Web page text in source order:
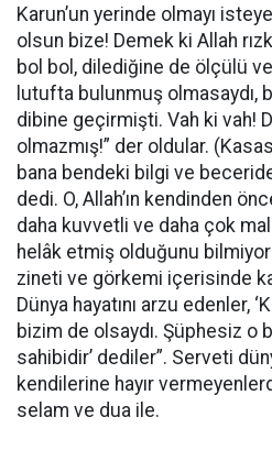
Karun’un yerinde olmayı
olsun bize! Demek ki Allah
bol bol, dilediğine de ölçülü
lutufta bulunmuş olmasaydı,
dibine geçirmişti. Vah ki vah!
olmazmış!” der oldular.
bana bendeki bilgi ve
dedi. O, Allah’ın kendinden
daha kuvvetli ve daha çok
helâk etmiş olduğunu
zineti ve görkemi içerisinde
Dünya hayatını arzu edenler,
bizim de olsaydı. Şüphesiz o
sahibidir’ dediler”. Serveti
kendilerine hayır
selam ve dua ile.